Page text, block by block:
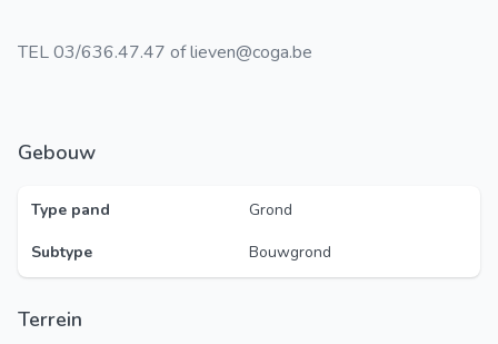
TEL 03/636.47.47 of lieven@coga.be
Gebouw
Type pand
Grond
Subtype
Bouwgrond
Terrein